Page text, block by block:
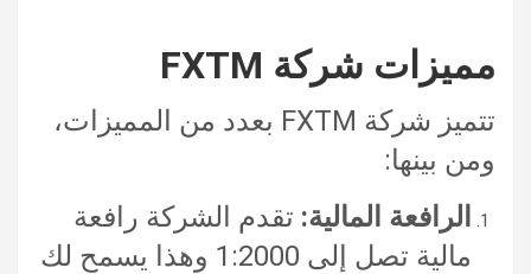
مميزات شركة FXTM
تتميز شركة FXTM بعدد من المميزات،
ومن بينها:
الرافعة المالية: تقدم الشركة رافعة
مالية تصل إلى 1:2000 وهذا يسمح لك